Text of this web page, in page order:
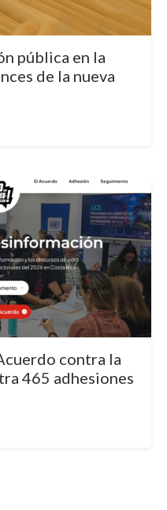
pública en la
de la nueva
contra la
465 adhesiones